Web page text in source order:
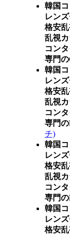
韓国
レン
格安
乱視
コン
専門
韓国
レン
格安
乱視
コン
専門
チ)
韓国
レン
格安
乱視
コン
専門
韓国
レン
格安